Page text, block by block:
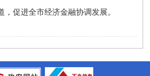
，促进全市经济金融协调发展。